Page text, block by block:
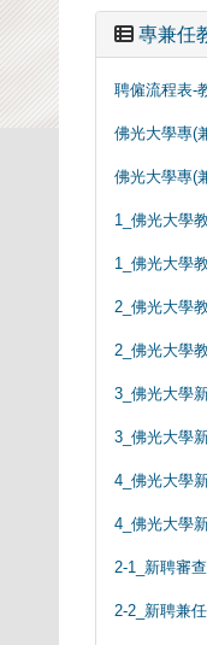
專兼任
聘僱流程表-
佛光大學專(
佛光大學專(
1_佛光大學
1_佛光大學
2_佛光大學
2_佛光大學
3_佛光大學
3_佛光大學
4_佛光大學
4_佛光大學
2-1_新聘審
2-2_新聘兼